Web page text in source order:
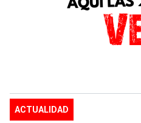
ACTUALIDAD